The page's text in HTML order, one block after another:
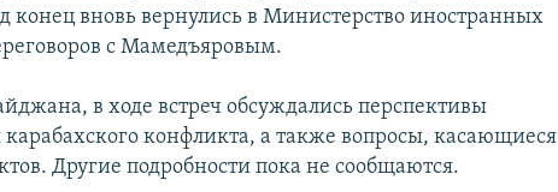
вновь вернулись в Министерство иностранных
с Мамедъяровым.
в ходе встреч обсуждались перспективы
конфликта, а также вопросы, касающиеся
Другие подробности пока не сообщаются.